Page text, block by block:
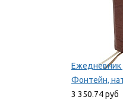
Ежедневник
Фонтейн,
3 350.74 руб